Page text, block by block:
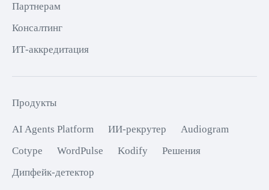
Партнерам
Консалтинг
ИТ-аккредитация
Продукты
AI Agents Platform ИИ-рекрутер
Audiogram
Cotype
WordPulse Kodify
Решения
Дипфейк-детектор